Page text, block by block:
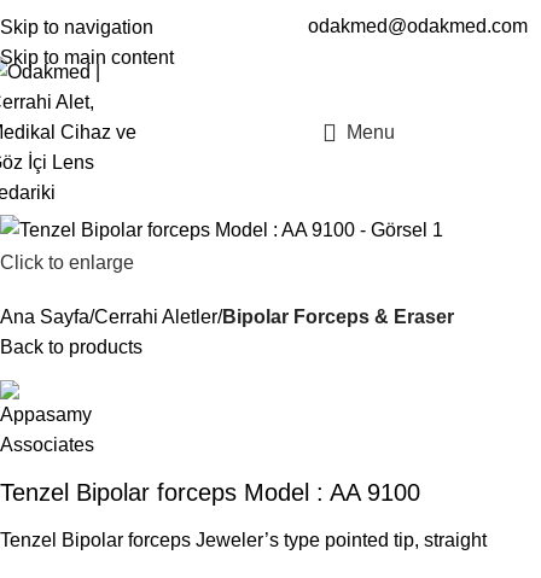
Skip to navigation
Skip to main content
ENTR odakmed@odakmed.com
Menu
Click to enlarge
Ana Sayfa Cerrahi Aletler Bipolar Forceps & Eraser
Back to products
Tenzel Bipolar forceps Model : AA 9100
Tenzel Bipolar forceps Jeweler’s type pointed tip, straight